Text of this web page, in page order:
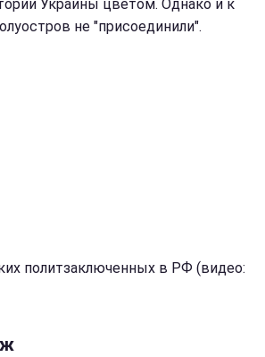
Украины цветом. Однако и к
не "присоединили".
политзаключенных в РФ (видео: